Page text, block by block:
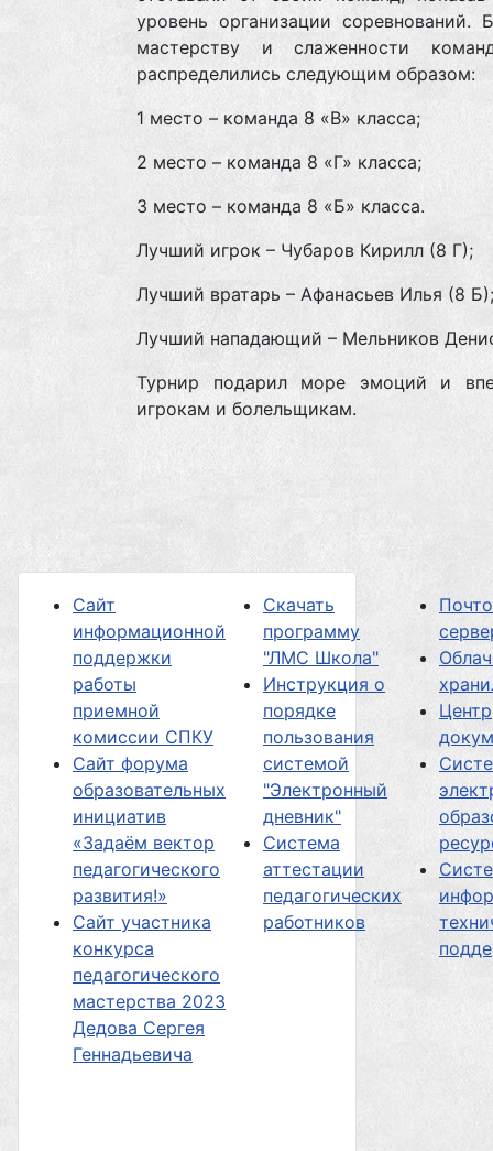
уровень организации соревнований.
мастерству и слаженности
распределились следующим образом:
1 место – команда 8 «В» класса;
2 место – команда 8 «Г» класса;
3 место – команда 8 «Б» класса.
Лучший игрок – Чубаров Кирилл (8 Г);
Лучший вратарь – Афанасьев Илья (8 Б);
Лучший нападающий – Мельников
Турнир подарил море эмоций и
игрокам и болельщикам.
Сайт
информационной
поддержки
работы
приемной
комиссии СПКУ
Сайт форума
образовательных
инициатив
«Задаём вектор
педагогического
развития!»
Сайт участника
конкурса
педагогического
мастерства 2023
Дедова Сергея
Геннадьевича
Скачать
программу
"ЛМС Школа"
Инструкция о
порядке
пользования
системой
"Электронный
дневник"
Система
аттестации
педагогических
работников
Центр